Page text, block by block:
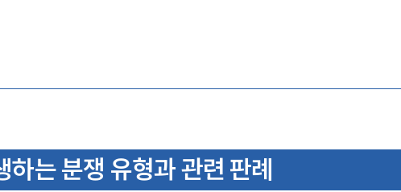
는 분쟁 유형과 관련 판례